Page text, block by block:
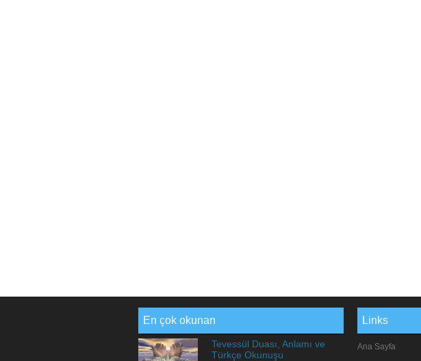
En çok okunan
Tevessül Duası, Anlamı ve
Türkçe Okunuşu
Links
Ana Sayfa